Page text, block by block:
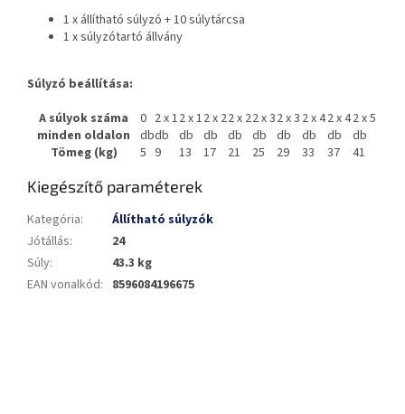
1 x állítható súlyzó + 10 súlytárcsa
1 x súlyzótartó állvány
Súlyzó beállítása:
A súlyok száma
minden oldalon
0
db
2 x 1
db
2 x 1
db
2 x 2
db
2 x 2
db
2 x 3
db
2 x 3
db
2 x 4
db
2 x 4
db
2 x 5
db
Tömeg (kg)
5 9 13 17 21 25 29 33 37 41
Kiegészítő paraméterek
Kategória:
Állítható súlyzók
Jótállás:
24
Súly:
43.3 kg
EAN vonalkód: 8596084196675